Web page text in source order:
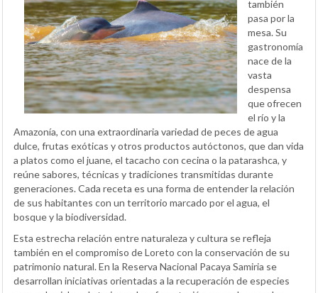
también
pasa por la
mesa. Su
gastronomía
nace de la
vasta
despensa
que ofrecen
el río y la
Amazonía, con una extraordinaria variedad de peces de agua
dulce, frutas exóticas y otros productos autóctonos, que dan vida
a platos como el juane, el tacacho con cecina o la patarashca, y
reúne sabores, técnicas y tradiciones transmitidas durante
generaciones. Cada receta es una forma de entender la relación
de sus habitantes con un territorio marcado por el agua, el
bosque y la biodiversidad.
Esta estrecha relación entre naturaleza y cultura se refleja
también en el compromiso de Loreto con la conservación de su
patrimonio natural. En la Reserva Nacional Pacaya Samiria se
desarrollan iniciativas orientadas a la recuperación de especies